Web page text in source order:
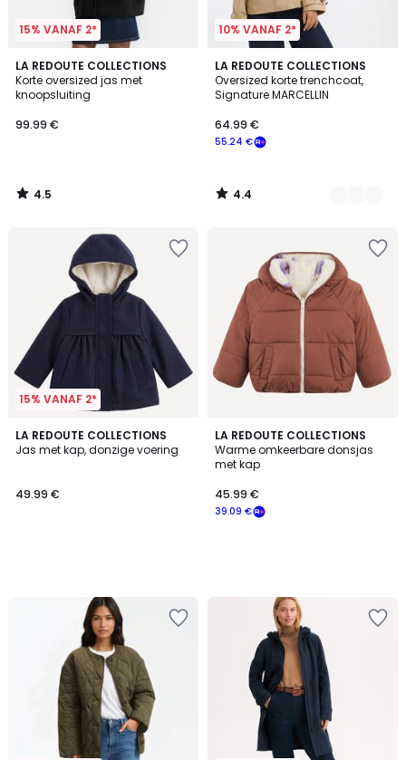
15% VANAF 2*
LA REDOUTE COLLECTIONS
Korte oversized jas met
knoopsluiting
99.99 €
4.5
/ 5
4.5
/
10% VANAF 2*
LA REDOUTE COLLECTIONS
Oversized korte trenchcoat,
Signature MARCELLIN
55.24 €
64.99 €
4.4
/ 5
2
Kleuren
4.4
/
15% VANAF 2*
LA REDOUTE COLLECTIONS
Jas met kap, donzige voering
49.99 €
LA REDOUTE COLLECTIONS
Warme omkeerbare donsjas
met kap
39.09 €
45.99 €